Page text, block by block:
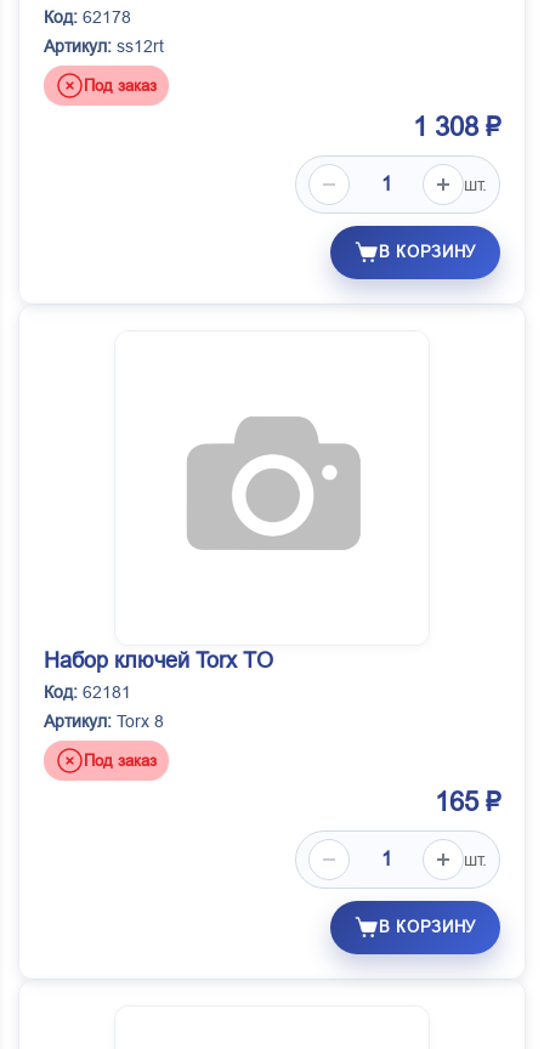
Код: 62178
Артикул: ss12rt
Под заказ
1 308 ₽
шт.
В КОРЗИНУ
Набор ключей Torx TO
Код: 62181
Артикул: Torx 8
Под заказ
165 ₽
шт.
В КОРЗИНУ